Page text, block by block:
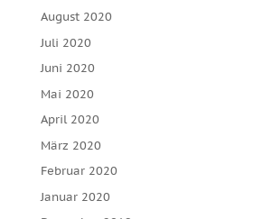
August 2020
Juli 2020
Juni 2020
Mai 2020
April 2020
März 2020
Februar 2020
Januar 2020